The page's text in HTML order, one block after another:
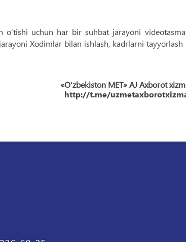
o‘tishi uchun har bir suhbat jarayoni
Xodimlar bilan ishlash, kadrlarni tayyorlash
«O‘zbekiston MET» AJ Axborot
http://t.me/